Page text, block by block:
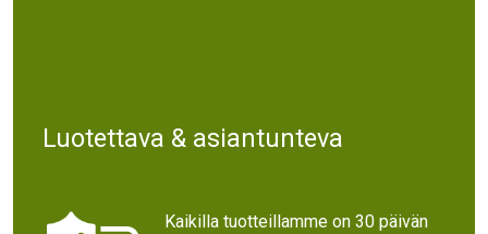
Luotettava & asiantunteva
Kaikilla tuotteillamme on 30 päivän